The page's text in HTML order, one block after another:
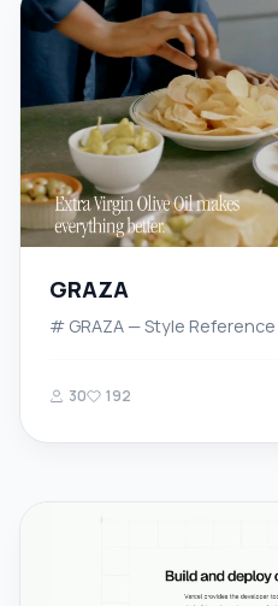
GRAZA
# GRAZA — Style Reference
30 192